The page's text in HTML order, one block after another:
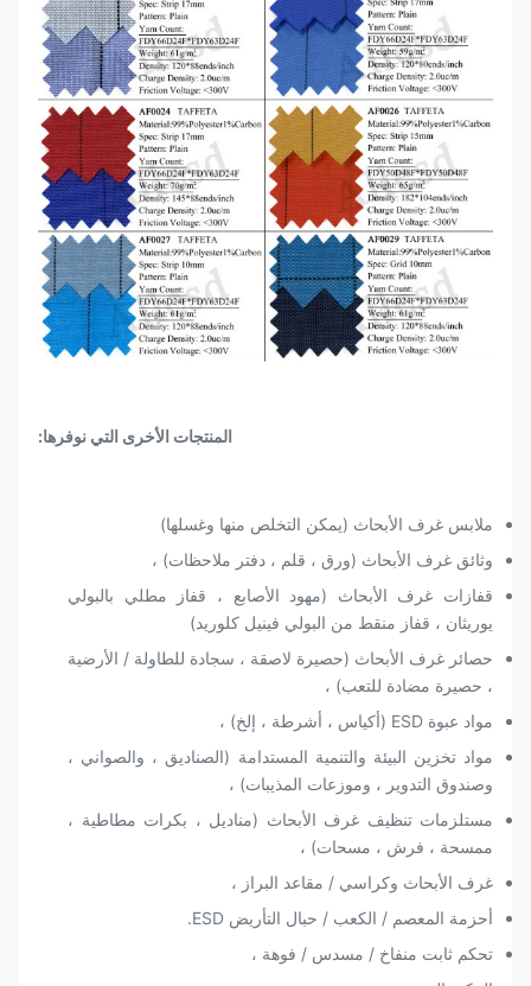
المنتجات الأخرى التي نوفرها:
ملابس غرف الأبحاث (يمكن التخلص منها وغسلها)
وثائق غرف الأبحاث (ورق ، قلم ، دفتر ملاحظات) ،
قفازات غرف الأبحاث (مهود الأصابع ، قفاز مطلي بالبولي
يوريثان ، قفاز منقط من البولي فينيل كلوريد)
حصائر غرف الأبحاث (حصيرة لاصقة ، سجادة للطاولة / الأرضية
، حصيرة مضادة للتعب) ،
مواد عبوة ESD (أكياس ، أشرطة ، إلخ) ،
مواد تخزين البيئة والتنمية المستدامة (الصناديق ، والصواني ،
وصندوق التدوير ، وموزعات المذيبات) ،
مستلزمات تنظيف غرف الأبحاث (مناديل ، بكرات مطاطية ،
ممسحة ، فرش ، مسحات) ،
غرف الأبحاث وكراسي / مقاعد البراز ،
أحزمة المعصم / الكعب / حبال التأريض ESD.
تحكم ثابت منفاخ / مسدس / فوهة ،